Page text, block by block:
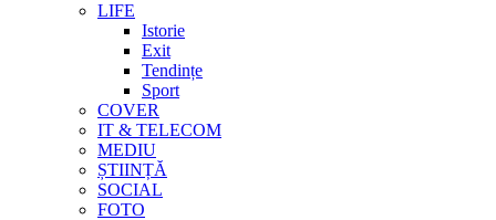
LIFE
Istorie
Exit
Tendințe
Sport
COVER
IT & TELECOM
MEDIU
ȘTIINȚĂ
SOCIAL
FOTO